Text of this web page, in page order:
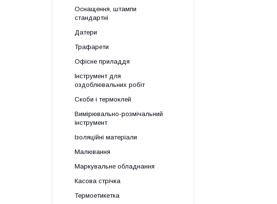
Оснащення, штампи
стандартні
Датери
Трафарети
Офісне приладдя
Інструмент для
оздоблювальних робіт
Скоби і термоклей
Вимірювально-розмічальний
інструмент
Ізоляційні матеріали
Малювання
Маркувальне обладнання
Касова стрічка
Термоетикетка